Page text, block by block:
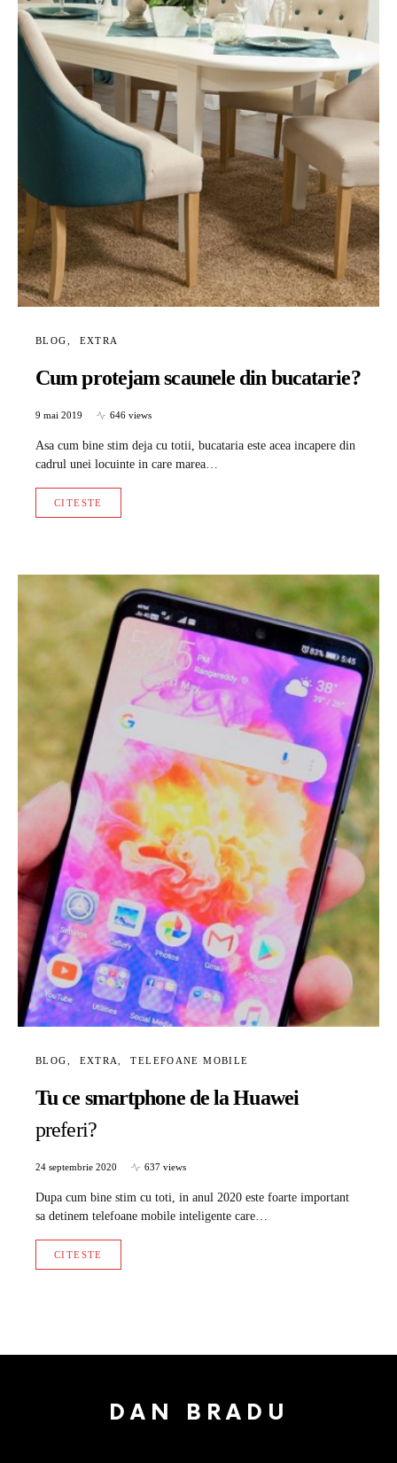
BLOG EXTRA
Cum protejam scaunele din bucatarie?
9 mai 2019 646 views
Asa cum bine stim deja cu totii, bucataria este acea incapere din
cadrul unei locuinte in care marea…
CITESTE
BLOG EXTRA TELEFOANE MOBILE
Tu ce smartphone de la Huawei
preferi?
24 septembrie 2020 637 views
Dupa cum bine stim cu toti, in anul 2020 este foarte important
sa detinem telefoane mobile inteligente care…
CITESTE
DAN BRADU